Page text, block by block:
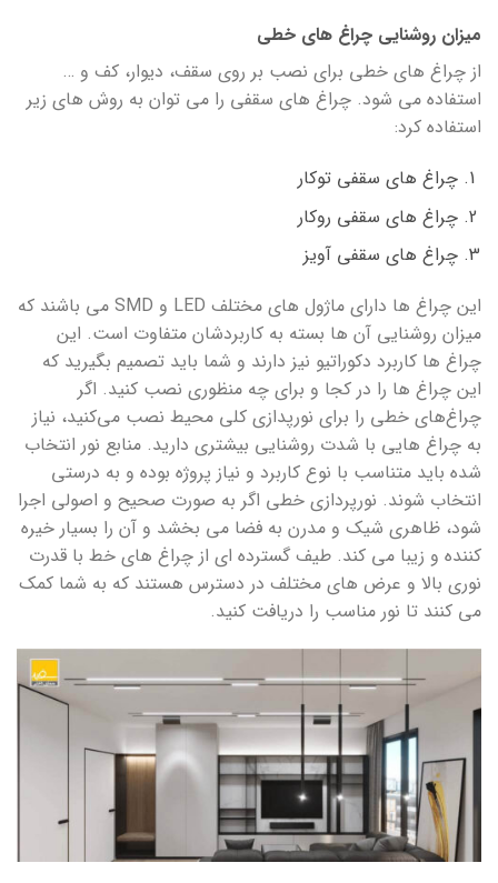
میزان روشنایی چراغ های خطی
از چراغ های خطی برای نصب بر روی سقف، دیوار، کف و …
استفاده می شود. چراغ های سقفی را می توان به روش های زیر
استفاده کرد:
چراغ های سقفی توکار
چراغ های سقفی روکار
چراغ های سقفی آویز
این چراغ ها دارای ماژول های مختلف LED و SMD می باشند که
میزان روشنایی آن ها بسته به کاربردشان متفاوت است. این
چراغ ها کاربرد دکوراتیو نیز دارند و شما باید تصمیم بگیرید که
این چراغ ها را در کجا و برای چه منظوری نصب کنید. اگر
چراغ‌های خطی را برای نورپدازی کلی محیط نصب می‌کنید، نیاز
به چراغ هایی با شدت روشنایی بیشتری دارید. منابع نور انتخاب
شده باید متناسب با نوع کاربرد و نیاز پروژه بوده و به درستی
انتخاب شوند. نورپردازی خطی اگر به صورت صحیح و اصولی اجرا
شود، ظاهری شیک و مدرن به فضا می بخشد و آن را بسیار خیره
کننده و زیبا می کند. طیف گسترده ای از چراغ های خط با قدرت
نوری بالا و عرض های مختلف در دسترس هستند که به شما کمک
می کنند تا نور مناسب را دریافت کنید.